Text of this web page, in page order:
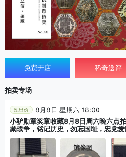
免费开店 稀奇送评
拍卖专场
预出价
8月8日 星期六 18:00
小驴勋章奖章收藏8月8日周六晚六点
藏战争，铭记历史，勿忘国耻，忠党
拍规则在简介最后，参拍须阅读规则
费包装发货时效真假辨别等关键信息
看大图店主微信码在拍卖店铺介绍里或